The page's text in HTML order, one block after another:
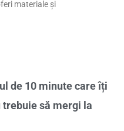
materiale și
de 10 minute care îți
să mergi la